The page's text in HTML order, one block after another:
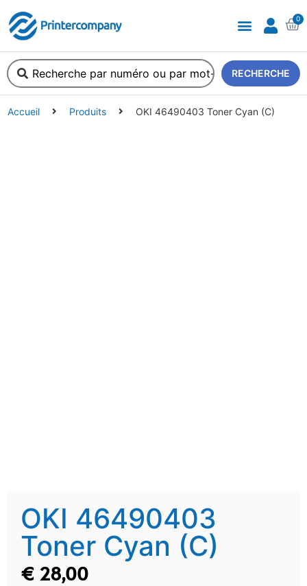
0
RECHERCHE
Accueil Produits OKI 46490403 Toner Cyan (C)
OKI 46490403
Toner Cyan (C)
€ 28,00